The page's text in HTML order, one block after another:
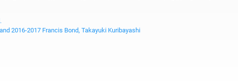
2016-2017 Francis Bond, Takayuki Kuribayashi